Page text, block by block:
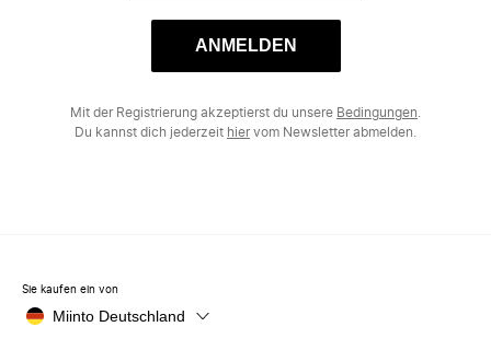
ANMELDEN
Mit der Registrierung akzeptierst du unsere Bedingungen
Du kannst dich jederzeit hiervom Newsletter abmelden.
Sie kaufen ein von
Miinto Deutschland